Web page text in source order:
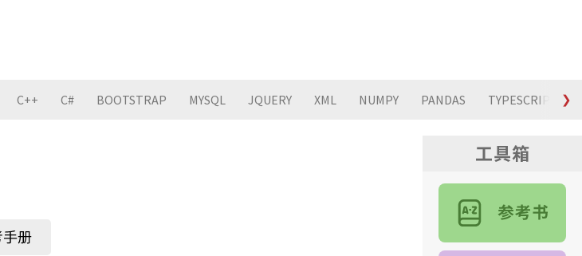
C++ C# BOOTSTRAP MYSQL JQUERY XML NUMPY PANDAS TYPESCRIPT ❯